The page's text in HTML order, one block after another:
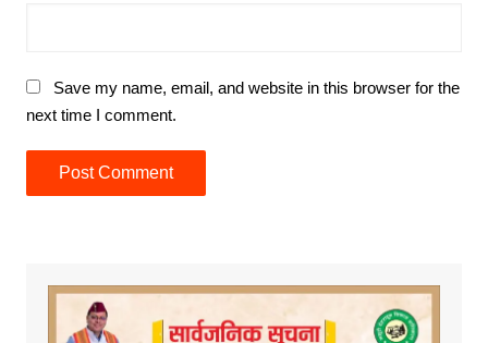
Save my name, email, and website in this browser for the
next time I comment.